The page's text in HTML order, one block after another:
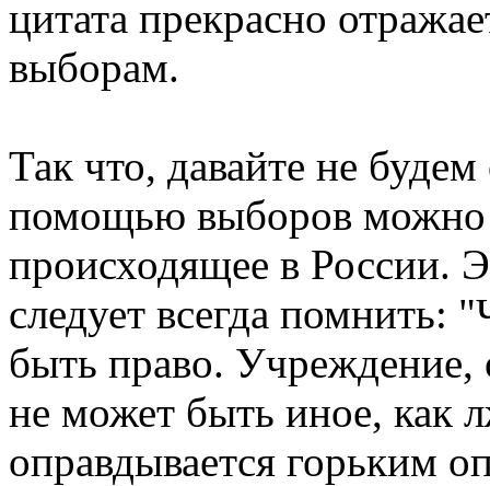
цитата прекрасно
выборам.
Так что, давайте не
помощью выборов можно
происходящее в России.
следует всегда помнить:
быть право. Учреждение,
не может быть иное, как
оправдывается горьким